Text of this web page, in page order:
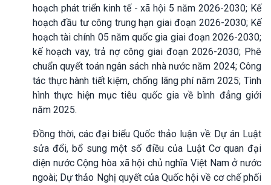
hoạch phát triển kinh tế - xã hội 5 năm 2026-2030; Kế
hoạch đầu tư công trung hạn giai đoạn 2026-2030; Kế
hoạch tài chính 05 năm quốc gia giai đoạn 2026-2030;
kế hoạch vay, trả nợ công giai đoạn 2026-2030; Phê
chuẩn quyết toán ngân sách nhà nước năm 2024; Công
tác thực hành tiết kiệm, chống lãng phí năm 2025; Tình
hình thực hiện mục tiêu quốc gia về bình đẳng giới
năm 2025.
Đồng thời, các đại biểu Quốc thảo luận về: Dự án Luật
sửa đổi, bổ sung một số điều của Luật Cơ quan đại
diện nước Cộng hòa xã hội chủ nghĩa Việt Nam ở nước
ngoài; Dự thảo Nghị quyết của Quốc hội về cơ chế phối